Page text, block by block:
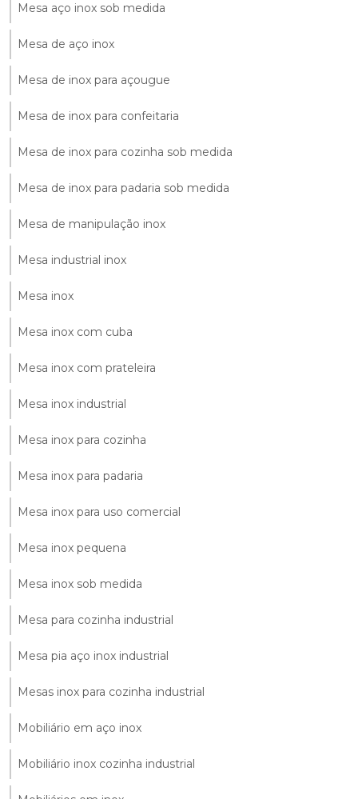
Mesa aço inox sob medida
Mesa de aço inox
Mesa de inox para açougue
Mesa de inox para confeitaria
Mesa de inox para cozinha sob medida
Mesa de inox para padaria sob medida
Mesa de manipulação inox
Mesa industrial inox
Mesa inox
Mesa inox com cuba
Mesa inox com prateleira
Mesa inox industrial
Mesa inox para cozinha
Mesa inox para padaria
Mesa inox para uso comercial
Mesa inox pequena
Mesa inox sob medida
Mesa para cozinha industrial
Mesa pia aço inox industrial
Mesas inox para cozinha industrial
Mobiliário em aço inox
Mobiliário inox cozinha industrial